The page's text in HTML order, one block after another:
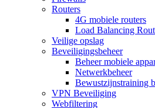
Routers
4G mobiele routers
Load Balancing
Veilige opslag
Beveiligingsbeheer
Beheer mobiele
Netwerkbeheer
Bewustzijnstraining
VPN Beveiliging
Webfiltering